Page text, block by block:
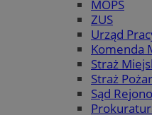
MOPS
ZUS
Urząd
Komenda
Straż
Straż
Sąd